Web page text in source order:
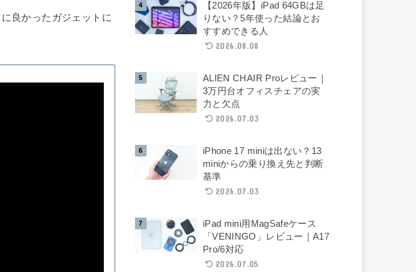
良かったガジェットに
【2026年版】iPad 64GBは足
りない？5年使った結論とお
すすめできる人
2026.08.08
ALIEN CHAIR Proレビュー｜
3万円台オフィスチェアの実
力と欠点
2026.07.03
iPhone 17 miniは出ない？13
miniからの乗り換え先と判断
基準
2026.07.03
iPad mini用MagSafeケース
「VENINGO」レビュー｜A17
Pro/6対応
2026.07.05